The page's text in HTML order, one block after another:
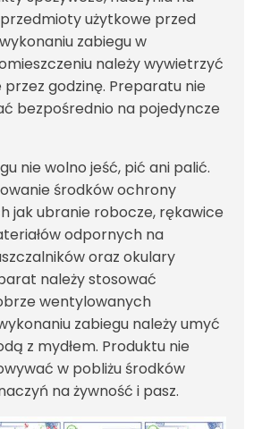
użytkowe przed
zabiegu w
należy wywietrzyć
godzinę. Preparatu nie
bezpośrednio na pojedyncze
nie wolno jeść, pić ani palić.
środków ochrony
jak ubranie robocze, rękawice
odpornych na
oraz okulary
należy stosować
wentylowanych
zabiegu należy umyć
z mydłem. Produktu nie
w pobliżu środków
na żywność i pasz.